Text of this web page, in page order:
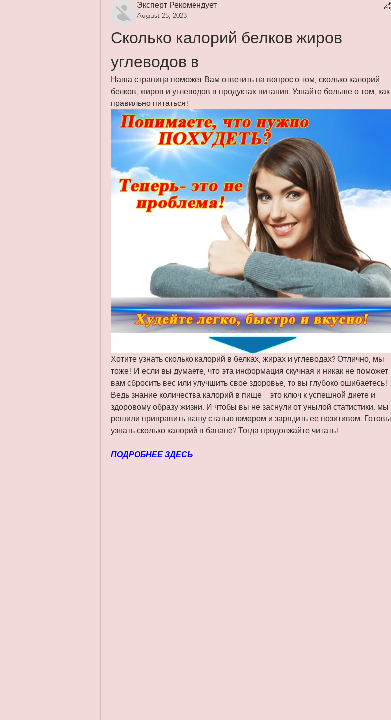
Эксперт Рекомендует
August 25, 2023
Сколько калорий белков жиров
углеводов в
Наша страница поможет Вам ответить на вопрос о том, сколько калорий
белков, жиров и углеводов в продуктах питания. Узнайте больше о том, как
правильно питаться!
Хотите узнать сколько калорий в белках, жирах и углеводах? Отлично, мы
тоже! И если вы думаете, что эта информация скучная и никак не поможет
вам сбросить вес или улучшить свое здоровье, то вы глубоко ошибаетесь!
Ведь знание количества калорий в пище – это ключ к успешной диете и
здоровому образу жизни. И чтобы вы не заснули от унылой статистики, мы
решили приправить нашу статью юмором и зарядить ее позитивом. Готовы
узнать сколько калорий в банане? Тогда продолжайте читать!
ПОДРОБНЕЕ ЗДЕСЬ